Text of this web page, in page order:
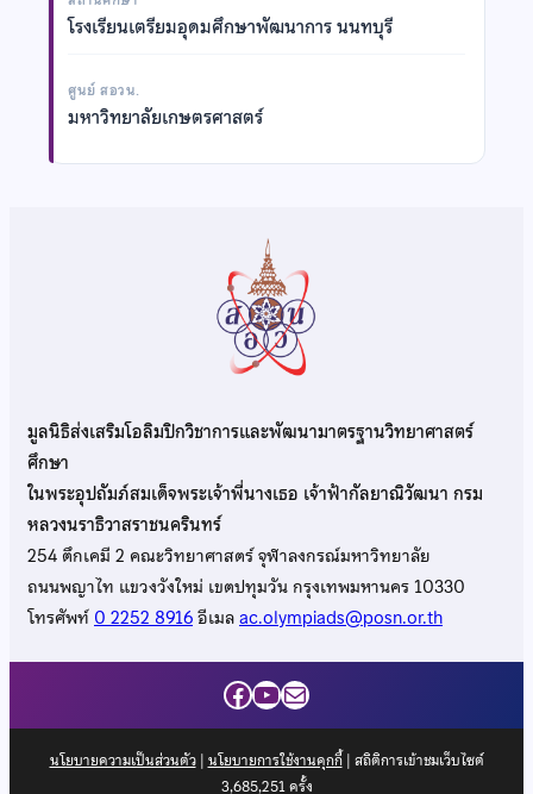
โรงเรียนเตรียมอุดมศึกษาพัฒนาการ นนทบุรี
ศูนย์ สอวน.
มหาวิทยาลัยเกษตรศาสตร์
มูลนิธิส่งเสริมโอลิมปิกวิชาการและพัฒนามาตรฐานวิทยาศาสตร์
ศึกษา
ในพระอุปถัมภ์สมเด็จพระเจ้าพี่นางเธอ เจ้าฟ้ากัลยาณิวัฒนา กรม
หลวงนราธิวาสราชนครินทร์
254 ตึกเคมี 2 คณะวิทยาศาสตร์ จุฬาลงกรณ์มหาวิทยาลัย
ถนนพญาไท แขวงวังใหม่ เขตปทุมวัน กรุงเทพมหานคร 10330
โทรศัพท์0 2252 8916อีเมลac.olympiads@posn.or.th
Facebook
YouTube
Mail
นโยบายความเป็นส่วนตัว| นโยบายการใช้งานคุกกี้| สถิติการเข้าชมเว็บไซต์
3,685,251ครั้ง